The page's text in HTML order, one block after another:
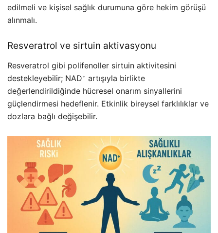
edilmeli ve kişisel sağlık durumuna göre hekim görüşü
alınmalı.
Resveratrol ve sirtuin aktivasyonu
Resveratrol gibi polifenoller sirtuin aktivitesini
destekleyebilir; NAD⁺ artışıyla birlikte
değerlendirildiğinde hücresel onarım sinyallerini
güçlendirmesi hedeflenir. Etkinlik bireysel farklılıklar ve
dozlara bağlı değişebilir.